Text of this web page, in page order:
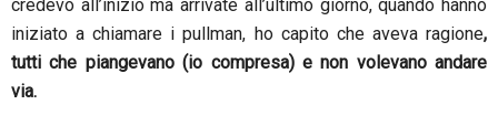
credevo all’inizio ma arrivate all’ultimo giorno, quando hanno
iniziato a chiamare i pullman, ho capito che aveva ragione,
tutti che piangevano (io compresa) e non volevano andare
via.